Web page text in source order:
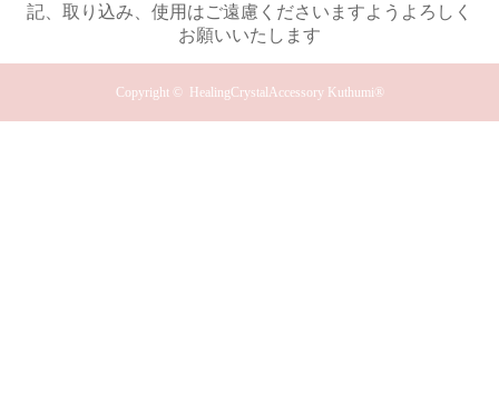
記、取り込み、使用はご遠慮くださいますようよろしく
お願いいたします
Copyright © HealingCrystalAccessory Kuthumi®